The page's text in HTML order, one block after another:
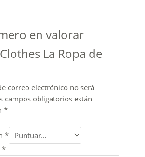
en valorar
Clothes La Ropa de
correo electrónico no será
campos obligatorios están
*
*
*